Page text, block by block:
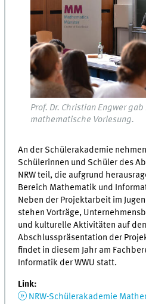
Prof. Dr. Christian Engwer
mathematische Vorlesung.
An der Schülerakademie
Schülerinnen und Schüler des
NRW teil, die aufgrund
Bereich Mathematik und
Neben der Projektarbeit im
stehen Vorträge,
und kulturelle Aktivitäten auf
Abschlusspräsentation der
findet in diesem Jahr am
Informatik der WWU statt.
Link:
NRW-Schülerakademie